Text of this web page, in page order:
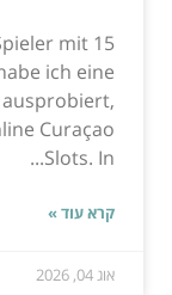
mit 15
ich eine
Curaçao
Slots. In...
קרא עוד »
אוג 04, 2026